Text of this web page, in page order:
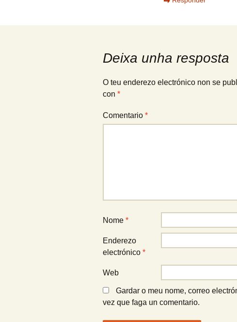
Deixa unha resposta
O teu enderezo electrónico non se
con *
Comentario *
Nome *
Enderezo
electrónico *
Web
Gardar o meu nome, correo
vez que faga un comentario.